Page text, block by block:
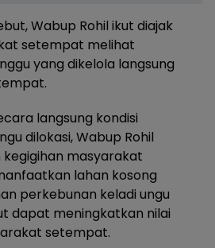
Wabup Rohil ikut diajak
setempat melihat
yang dikelola langsung
langsung kondisi
dilokasi, Wabup Rohil
masyarakat
lahan kosong
perkebunan keladi ungu
dapat meningkatkan nilai
setempat.